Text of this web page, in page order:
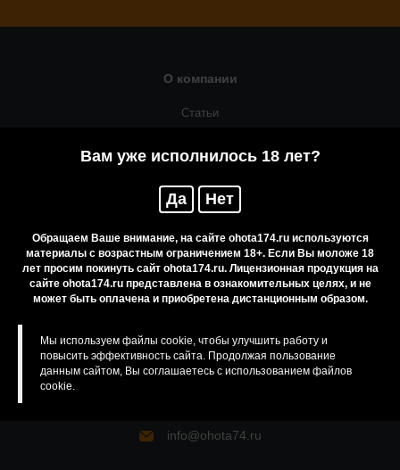
Вам уже исполнилось 18 лет?
Да Нет
Обращаем Ваше внимание, на сайте ohota174.ru используются
материалы с возрастным ограничением 18+. Если Вы моложе 18
лет просим покинуть сайт ohota174.ru. Лицензионная продукция на
сайте ohota174.ru представлена в ознакомительных целях, и не
может быть оплачена и приобретена дистанционным образом.
Мы используем файлы cookie, чтобы улучшить работу и
повысить эффективность сайта. Продолжая пользование
данным сайтом, Вы соглашаетесь с использованием файлов
cookie.
О компании
Статьи
Резервирование
Приобретение лицензионных товаров
Бренды
Карта сайта
info@ohota74.ru